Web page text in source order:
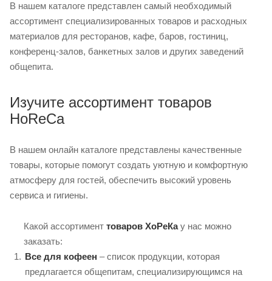
В нашем каталоге представлен самый необходимый
ассортимент специализированных товаров и расходных
материалов для ресторанов, кафе, баров, гостиниц,
конференц-залов, банкетных залов и других заведений
общепита.
Изучите ассортимент товаров
HoReCa
В нашем онлайн каталоге представлены качественные
товары, которые помогут создать уютную и комфортную
атмосферу для гостей, обеспечить высокий уровень
сервиса и гигиены.
Какой ассортимент товаров ХоРеКау нас можно
заказать:
Все для кофеен – список продукции, которая
предлагается общепитам, специализирующимся на